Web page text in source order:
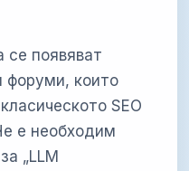
се появяват
форуми, които
SEO
е необходим
„LLM